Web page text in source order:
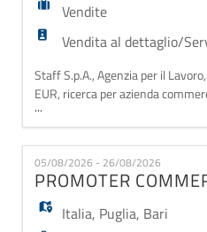
IT
DE
ES
PT
Vendite
Vendita al dettaglio/
Staff S.p.A., Agenzia per il
EUR, ricerca per azienda
commercio al dettaglio
Sostituzione maternità e poi
continuazione un/una:
VENDITA – ELETTRONICA DI
lavoro: Civitavecchia (RM) La
parte del tea
...
05/08/2026 - 26/08/2026
PROMOTER
Italia, Puglia, Bari